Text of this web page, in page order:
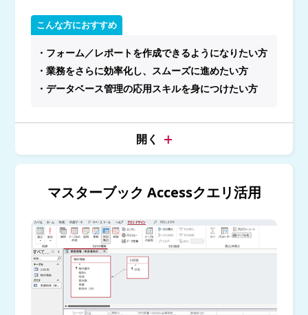
こんな方におすすめ
・フォーム／レポートを作成できるようになりたい方
・業務をさらに効率化し、スムーズに進めたい方
・データベース管理の応用スキルを身につけたい方
マスターブック Accessクエリ活用